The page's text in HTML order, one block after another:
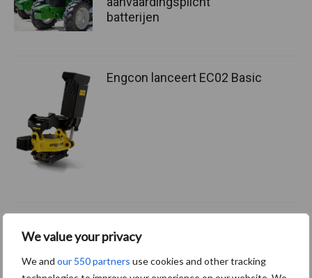
We value your privacy
We and our 550 partners use cookies and other tracking
batterijen
Engcon lanceert EC02 Basic
Meer lezen?